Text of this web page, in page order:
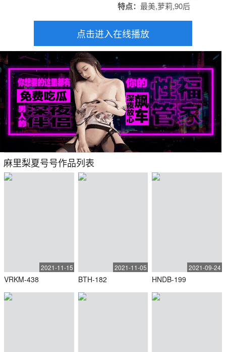
特点： 最美,萝莉,90后
点击进入在线播放
麻里梨夏号号作品列表
2021-11-15
VRKM-438
2021-11-05
BTH-182
2021-09-24
HNDB-199